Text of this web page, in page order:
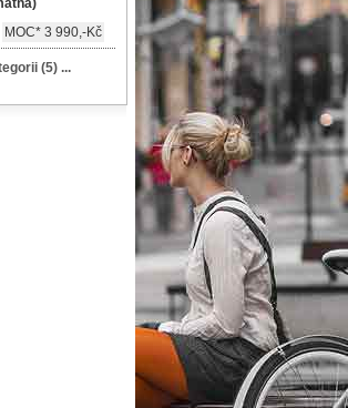
MOC* 3 990,-Kč
(5) ...